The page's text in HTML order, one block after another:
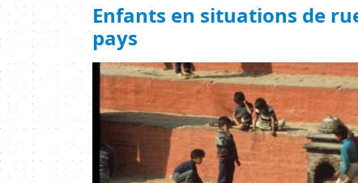
Enfants en situations de
pays
Image